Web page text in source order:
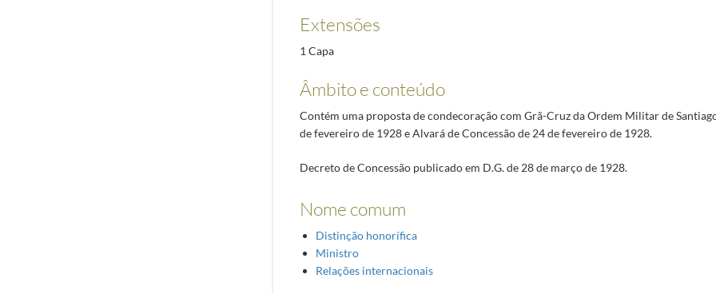
Extensões
1 Capa
Âmbito e conteúdo
Contém uma proposta de condecoração com Grã-Cruz da Ordem Militar de
de fevereiro de 1928 e Alvará de Concessão de 24 de fevereiro de 1928.
Decreto de Concessão publicado em D.G. de 28 de março de 1928.
Nome comum
Distinção honorífica
Ministro
Relações internacionais